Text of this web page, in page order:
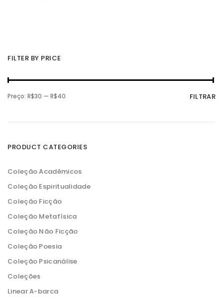
FILTER BY PRICE
P
r
o
n
i
P
r
o
x
i
FILTRAR
Preço: R$30 — R$40
PRODUCT CATEGORIES
Coleção Acadêmicos
Coleção Espiritualidade
Coleção Ficção
Coleção Metafísica
Coleção Não Ficção
Coleção Poesia
Coleção Psicanálise
Coleções
Linear A-barca